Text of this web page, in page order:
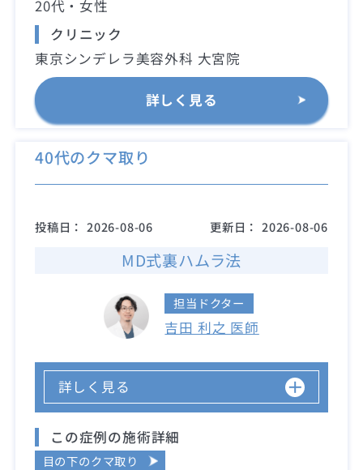
20代・女性
クリニック
東京シンデレラ美容外科 大宮院
詳しく見る
40代のクマ取り
投稿日： 2026-08-06 更新日： 2026-08-06
MD式裏ハムラ法
担当ドクター
吉田 利之 医師
詳しく見る
この症例の施術詳細
目の下のクマ取り